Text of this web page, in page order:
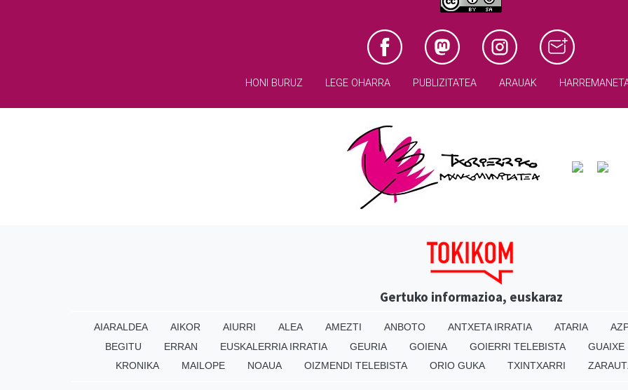
HONI BURUZ LEGE OHARRA PUBLIZITATEA ARAUAK
Gertuko informazioa, euskaraz
AIARALDEA AIKOR AIURRI ALEA AMEZTI ANBOTO ANTXETA IRRATIA ATARIA
BEGITU
ERRAN EUSKALERRIA IRRATIA GEURIA GOIENA GOIERRI TELEBISTA
GUAIXE
KRONIKA
MAILOPE NOAUA OIZMENDI TELEBISTA ORIO GUKA TXINTXARRI